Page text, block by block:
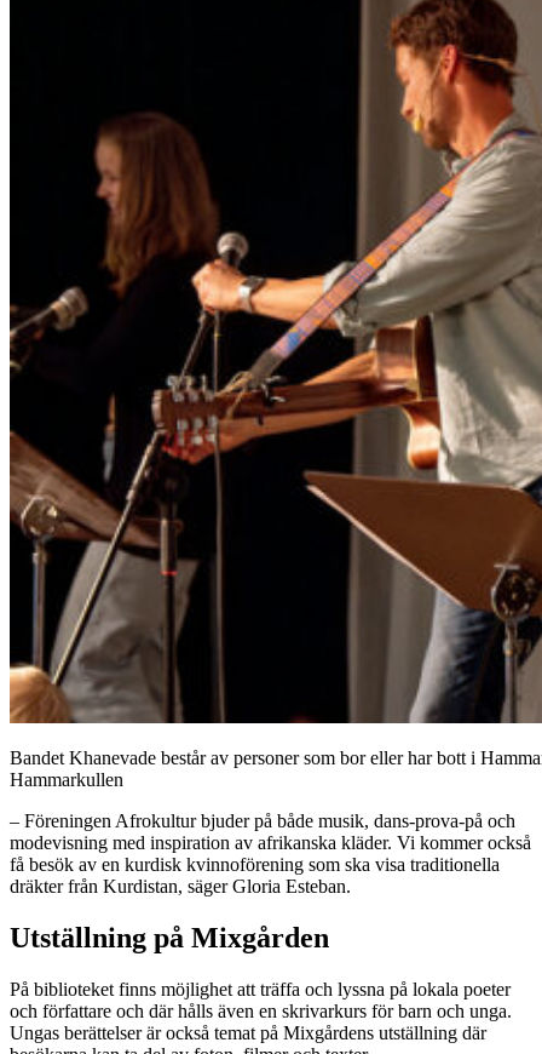
Bandet Khanevade består av personer som bor eller har bott i
Hammarkullen
– Föreningen Afrokultur bjuder på både musik, dans-prova-på och
modevisning med inspiration av afrikanska kläder. Vi kommer också
få besök av en kurdisk kvinnoförening som ska visa traditionella
dräkter från Kurdistan, säger Gloria Esteban.
Utställning på Mixgården
På biblioteket finns möjlighet att träffa och lyssna på lokala poeter
och författare och där hålls även en skrivarkurs för barn och unga.
Ungas berättelser är också temat på Mixgårdens utställning där